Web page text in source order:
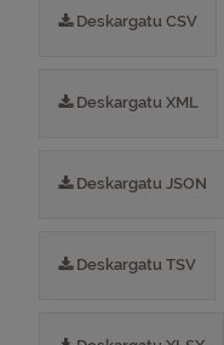
Deskargatu CSV
Deskargatu XML
Deskargatu JSON
Deskargatu TSV